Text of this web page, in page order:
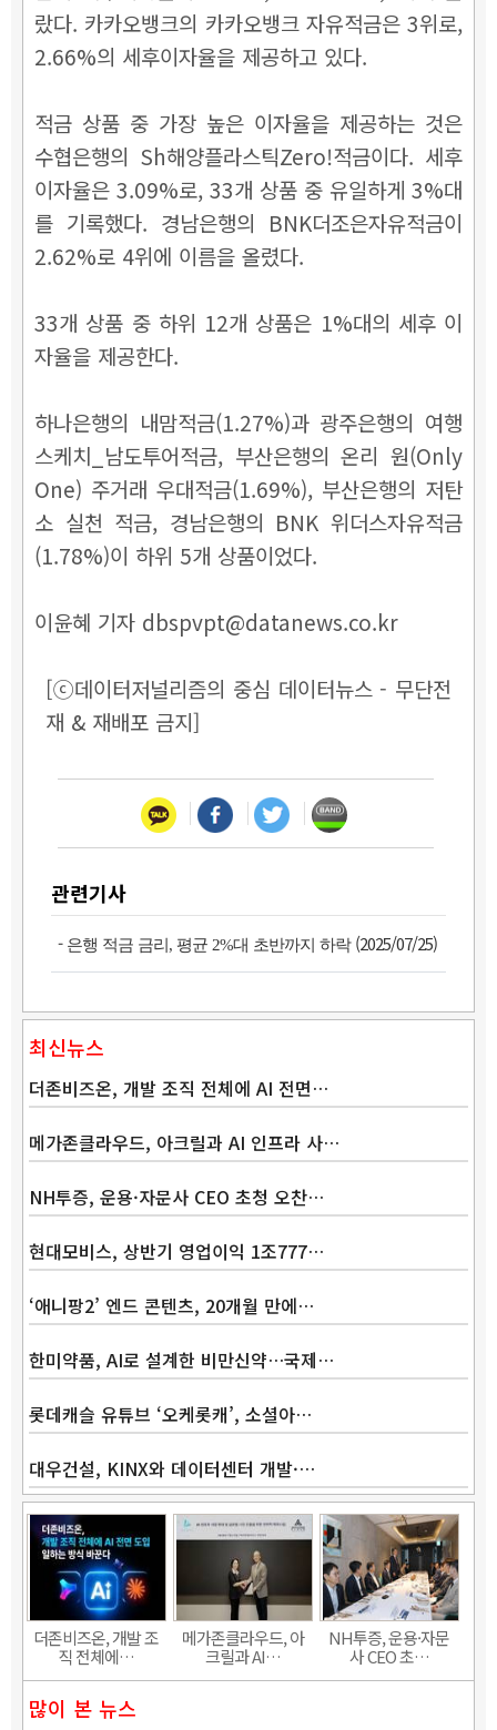
랐다. 카카오뱅크의 카카오뱅크 자유적금은 3위로,
2.66%의 세후이자율을 제공하고 있다.
적금 상품 중 가장 높은 이자율을 제공하는 것은
수협은행의 Sh해양플라스틱Zero!적금이다. 세후
이자율은 3.09%로, 33개 상품 중 유일하게 3%대
를 기록했다. 경남은행의 BNK더조은자유적금이
2.62%로 4위에 이름을 올렸다.
33개 상품 중 하위 12개 상품은 1%대의 세후 이
자율을 제공한다.
하나은행의 내맘적금(1.27%)과 광주은행의 여행
스케치_남도투어적금, 부산은행의 온리 원(Only
One) 주거래 우대적금(1.69%), 부산은행의 저탄
소 실천 적금, 경남은행의 BNK 위더스자유적금
(1.78%)이 하위 5개 상품이었다.
이윤혜 기자 dbspvpt@datanews.co.kr
[ⓒ데이터저널리즘의 중심 데이터뉴스 - 무단전
재 & 재배포 금지]
관련기사
- 은행 적금 금리, 평균 2%대 초반까지 하락(2025/07/25)
최신뉴스
더존비즈온, 개발 조직 전체에 AI 전면…
메가존클라우드, 아크릴과 AI 인프라 사…
NH투증, 운용·자문사 CEO 초청 오찬…
현대모비스, 상반기 영업이익 1조777…
‘애니팡2’ 엔드 콘텐츠, 20개월 만에…
한미약품, AI로 설계한 비만신약…국제…
롯데캐슬 유튜브 ‘오케롯캐’, 소셜아…
대우건설, KINX와 데이터센터 개발·…
더존비즈온, 개발 조
직 전체에…
메가존클라우드, 아
크릴과 AI…
NH투증, 운용·자문
사 CEO 초…
많이 본 뉴스